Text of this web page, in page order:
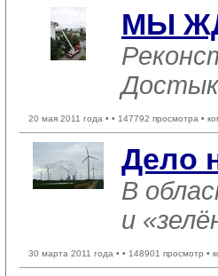
МЫ
20 мая 2011 года • • 147792 просмотра •
Дело
В
и
30 марта 2011 года • • 148901 просмотр •